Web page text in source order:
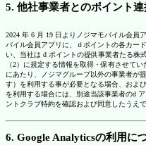
5. 他社事業者とのポイント
2024 年 6 月 19 日よりノジマモバイル会員
バイル会員アプリに、ｄポイントの各カー
い、当社は d ポイントの提供事業者たる株
（2）に規定する情報を取得・保有させて
にあたり、ノジマグループ以外の事業者が
す）を利用する事が必要となる場合、およ
を利用する場合には、別途当該事業者のd
ントクラブ特約を確認および同意したうえ
6. Google Analyticsの利用に